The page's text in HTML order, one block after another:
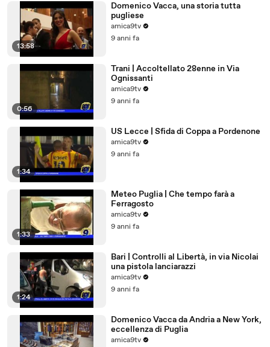
13:58
Domenico Vacca, una storia tutta
pugliese
amica9tv
9 anni fa
0:56
Trani | Accoltellato 28enne in Via
Ognissanti
amica9tv
9 anni fa
1:34
US Lecce | Sfida di Coppa a Pordenone
amica9tv
9 anni fa
1:33
Meteo Puglia | Che tempo farà a
Ferragosto
amica9tv
9 anni fa
1:24
Bari | Controlli al Libertà, in via Nicolai
una pistola lanciarazzi
amica9tv
9 anni fa
Domenico Vacca da Andria a New York,
eccellenza di Puglia
amica9tv